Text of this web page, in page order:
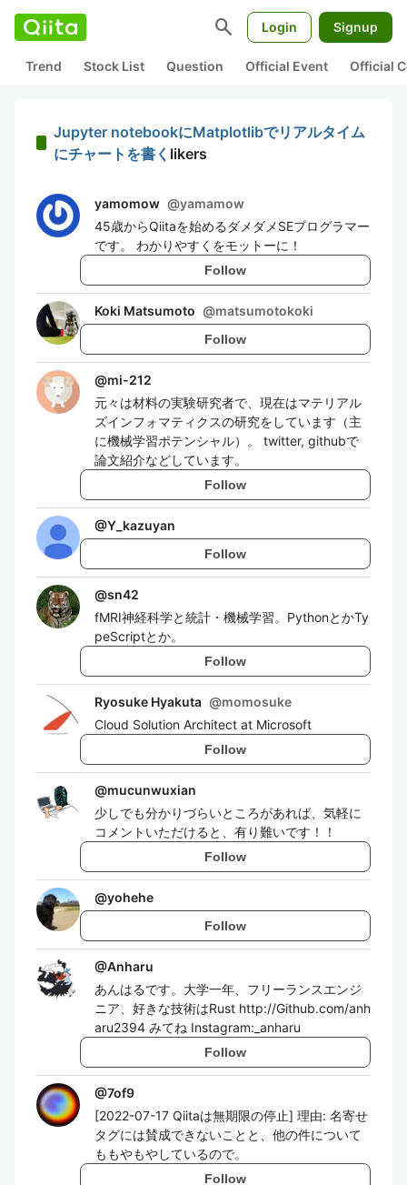
search Login Signup
Trend Stock List Question Official Event Official
Jupyter notebookにMatplotlibでリアルタイム
にチャートを書く likers
yamomow @yamamow
45歳からQiitaを始めるダメダメSEプログラマー
です。 わかりやすくをモットーに！
Follow
Koki Matsumoto @matsumotokoki
Follow
@mi-212
元々は材料の実験研究者で、現在はマテリアル
ズインフォマティクスの研究をしています（主
に機械学習ポテンシャル）。 twitter, githubで
論文紹介などしています。
Follow
@Y_kazuyan
Follow
@sn42
fMRI神経科学と統計・機械学習。PythonとかTy
peScriptとか。
Follow
Ryosuke Hyakuta @momosuke
Cloud Solution Architect at Microsoft
Follow
@mucunwuxian
少しでも分かりづらいところがあれば、気軽に
コメントいただけると、有り難いです！！
Follow
@yohehe
Follow
@Anharu
あんはるです。大学一年、フリーランスエンジ
ニア、好きな技術はRust http://Github.com/anh
aru2394 みてね Instagram:_anharu
Follow
@7of9
[2022-07-17 Qiitaは無期限の停止] 理由: 名寄せ
タグには賛成できないことと、他の件について
ももやもやしているので。
Follow